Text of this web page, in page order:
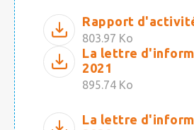
Rapport
803.97 Ko
La lettre
2021
895.74 Ko
La lettre